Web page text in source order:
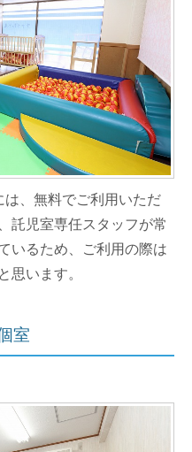
、無料でご利用いただ
託児室専任スタッフが常
いるため、ご利用の際は
思います。
室